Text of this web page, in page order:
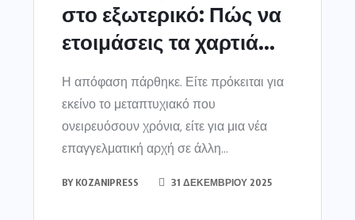
στο εξωτερικό: Πώς να
ετοιμάσεις τα χαρτιά...
Η απόφαση πάρθηκε. Είτε πρόκειται για
εκείνο το μεταπτυχιακό που
ονειρευόσουν χρόνια, είτε για μια νέα
επαγγελματική αρχή σε άλλη...
BY KOZANIPRESS 31 ΔΕΚΕΜΒΡΊΟΥ 2025